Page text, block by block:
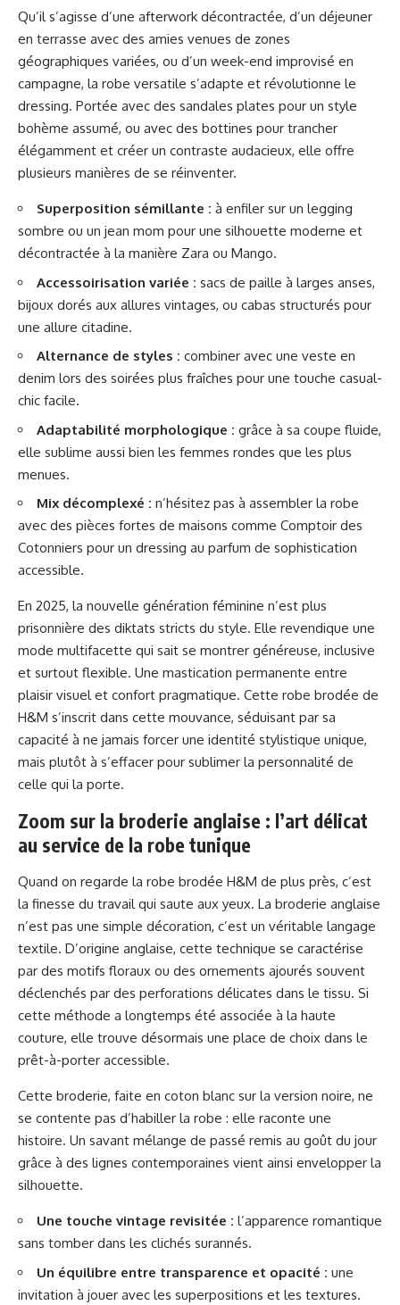
Qu’il s’agisse d’une afterwork décontractée, d’un déjeuner
en terrasse avec des amies venues de zones
géographiques variées, ou d’un week-end improvisé en
campagne, la robe versatile s’adapte et révolutionne le
dressing. Portée avec des sandales plates pour un style
bohème assumé, ou avec des bottines pour trancher
élégamment et créer un contraste audacieux, elle offre
plusieurs manières de se réinventer.
Superposition sémillante : à enfiler sur un legging
sombre ou un jean mom pour une silhouette moderne et
décontractée à la manière Zara ou Mango.
Accessoirisation variée : sacs de paille à larges anses,
bijoux dorés aux allures vintages, ou cabas structurés pour
une allure citadine.
Alternance de styles : combiner avec une veste en
denim lors des soirées plus fraîches pour une touche casual-
chic facile.
Adaptabilité morphologique : grâce à sa coupe fluide,
elle sublime aussi bien les femmes rondes que les plus
menues.
Mix décomplexé : n’hésitez pas à assembler la robe
avec des pièces fortes de maisons comme Comptoir des
Cotonniers pour un dressing au parfum de sophistication
accessible.
En 2025, la nouvelle génération féminine n’est plus
prisonnière des diktats stricts du style. Elle revendique une
mode multifacette qui sait se montrer généreuse, inclusive
et surtout flexible. Une mastication permanente entre
plaisir visuel et confort pragmatique. Cette robe brodée de
H&M s’inscrit dans cette mouvance, séduisant par sa
capacité à ne jamais forcer une identité stylistique unique,
mais plutôt à s’effacer pour sublimer la personnalité de
celle qui la porte.
Zoom sur la broderie anglaise : l’art délicat
au service de la robe tunique
Quand on regarde la robe brodée H&M de plus près, c’est
la finesse du travail qui saute aux yeux. La broderie anglaise
n’est pas une simple décoration, c’est un véritable langage
textile. D’origine anglaise, cette technique se caractérise
par des motifs floraux ou des ornements ajourés souvent
déclenchés par des perforations délicates dans le tissu. Si
cette méthode a longtemps été associée à la haute
couture, elle trouve désormais une place de choix dans le
prêt-à-porter accessible.
Cette broderie, faite en coton blanc sur la version noire, ne
se contente pas d’habiller la robe : elle raconte une
histoire. Un savant mélange de passé remis au goût du jour
grâce à des lignes contemporaines vient ainsi envelopper la
silhouette.
Une touche vintage revisitée : l’apparence romantique
sans tomber dans les clichés surannés.
Un équilibre entre transparence et opacité : une
invitation à jouer avec les superpositions et les textures.